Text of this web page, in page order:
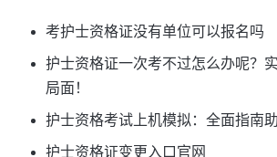
考护士资格证没有单位可以报名吗
护士资格证一次考不过怎么办呢？
局面！
护士资格考试上机模拟：全面指南
护士资格证变更入口官网